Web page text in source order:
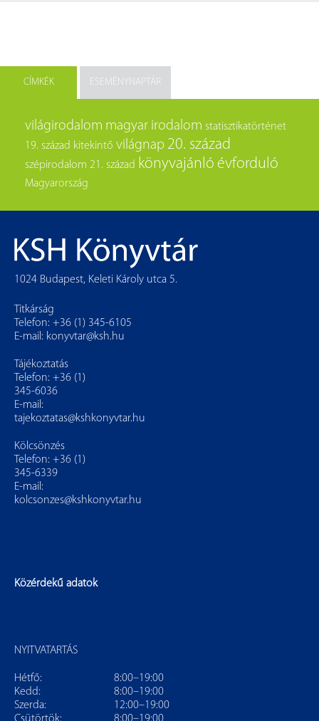
CÍMKÉK ESEMÉNYNAPTÁR
világirodalom magyar irodalom statisztikatörténet
19. század kitekintő világnap 20. század
szépirodalom 21. század könyvajánló évforduló
Magyarország
1024 Budapest, Keleti Károly utca 5.
Titkárság
Telefon: +36 (1) 345-6105
E-mail: konyvtar@ksh.hu
Tájékoztatás
Telefon: +36 (1)
345-6036
E-mail:
tajekoztatas@kshkonyvtar.hu
Kölcsönzés
Telefon: +36 (1)
345-6339
E-mail:
kolcsonzes@kshkonyvtar.hu
Közérdekű adatok
NYITVATARTÁS
Hétfő:
8:00–19:00
Kedd:
8:00–19:00
Szerda:
12:00–19:00